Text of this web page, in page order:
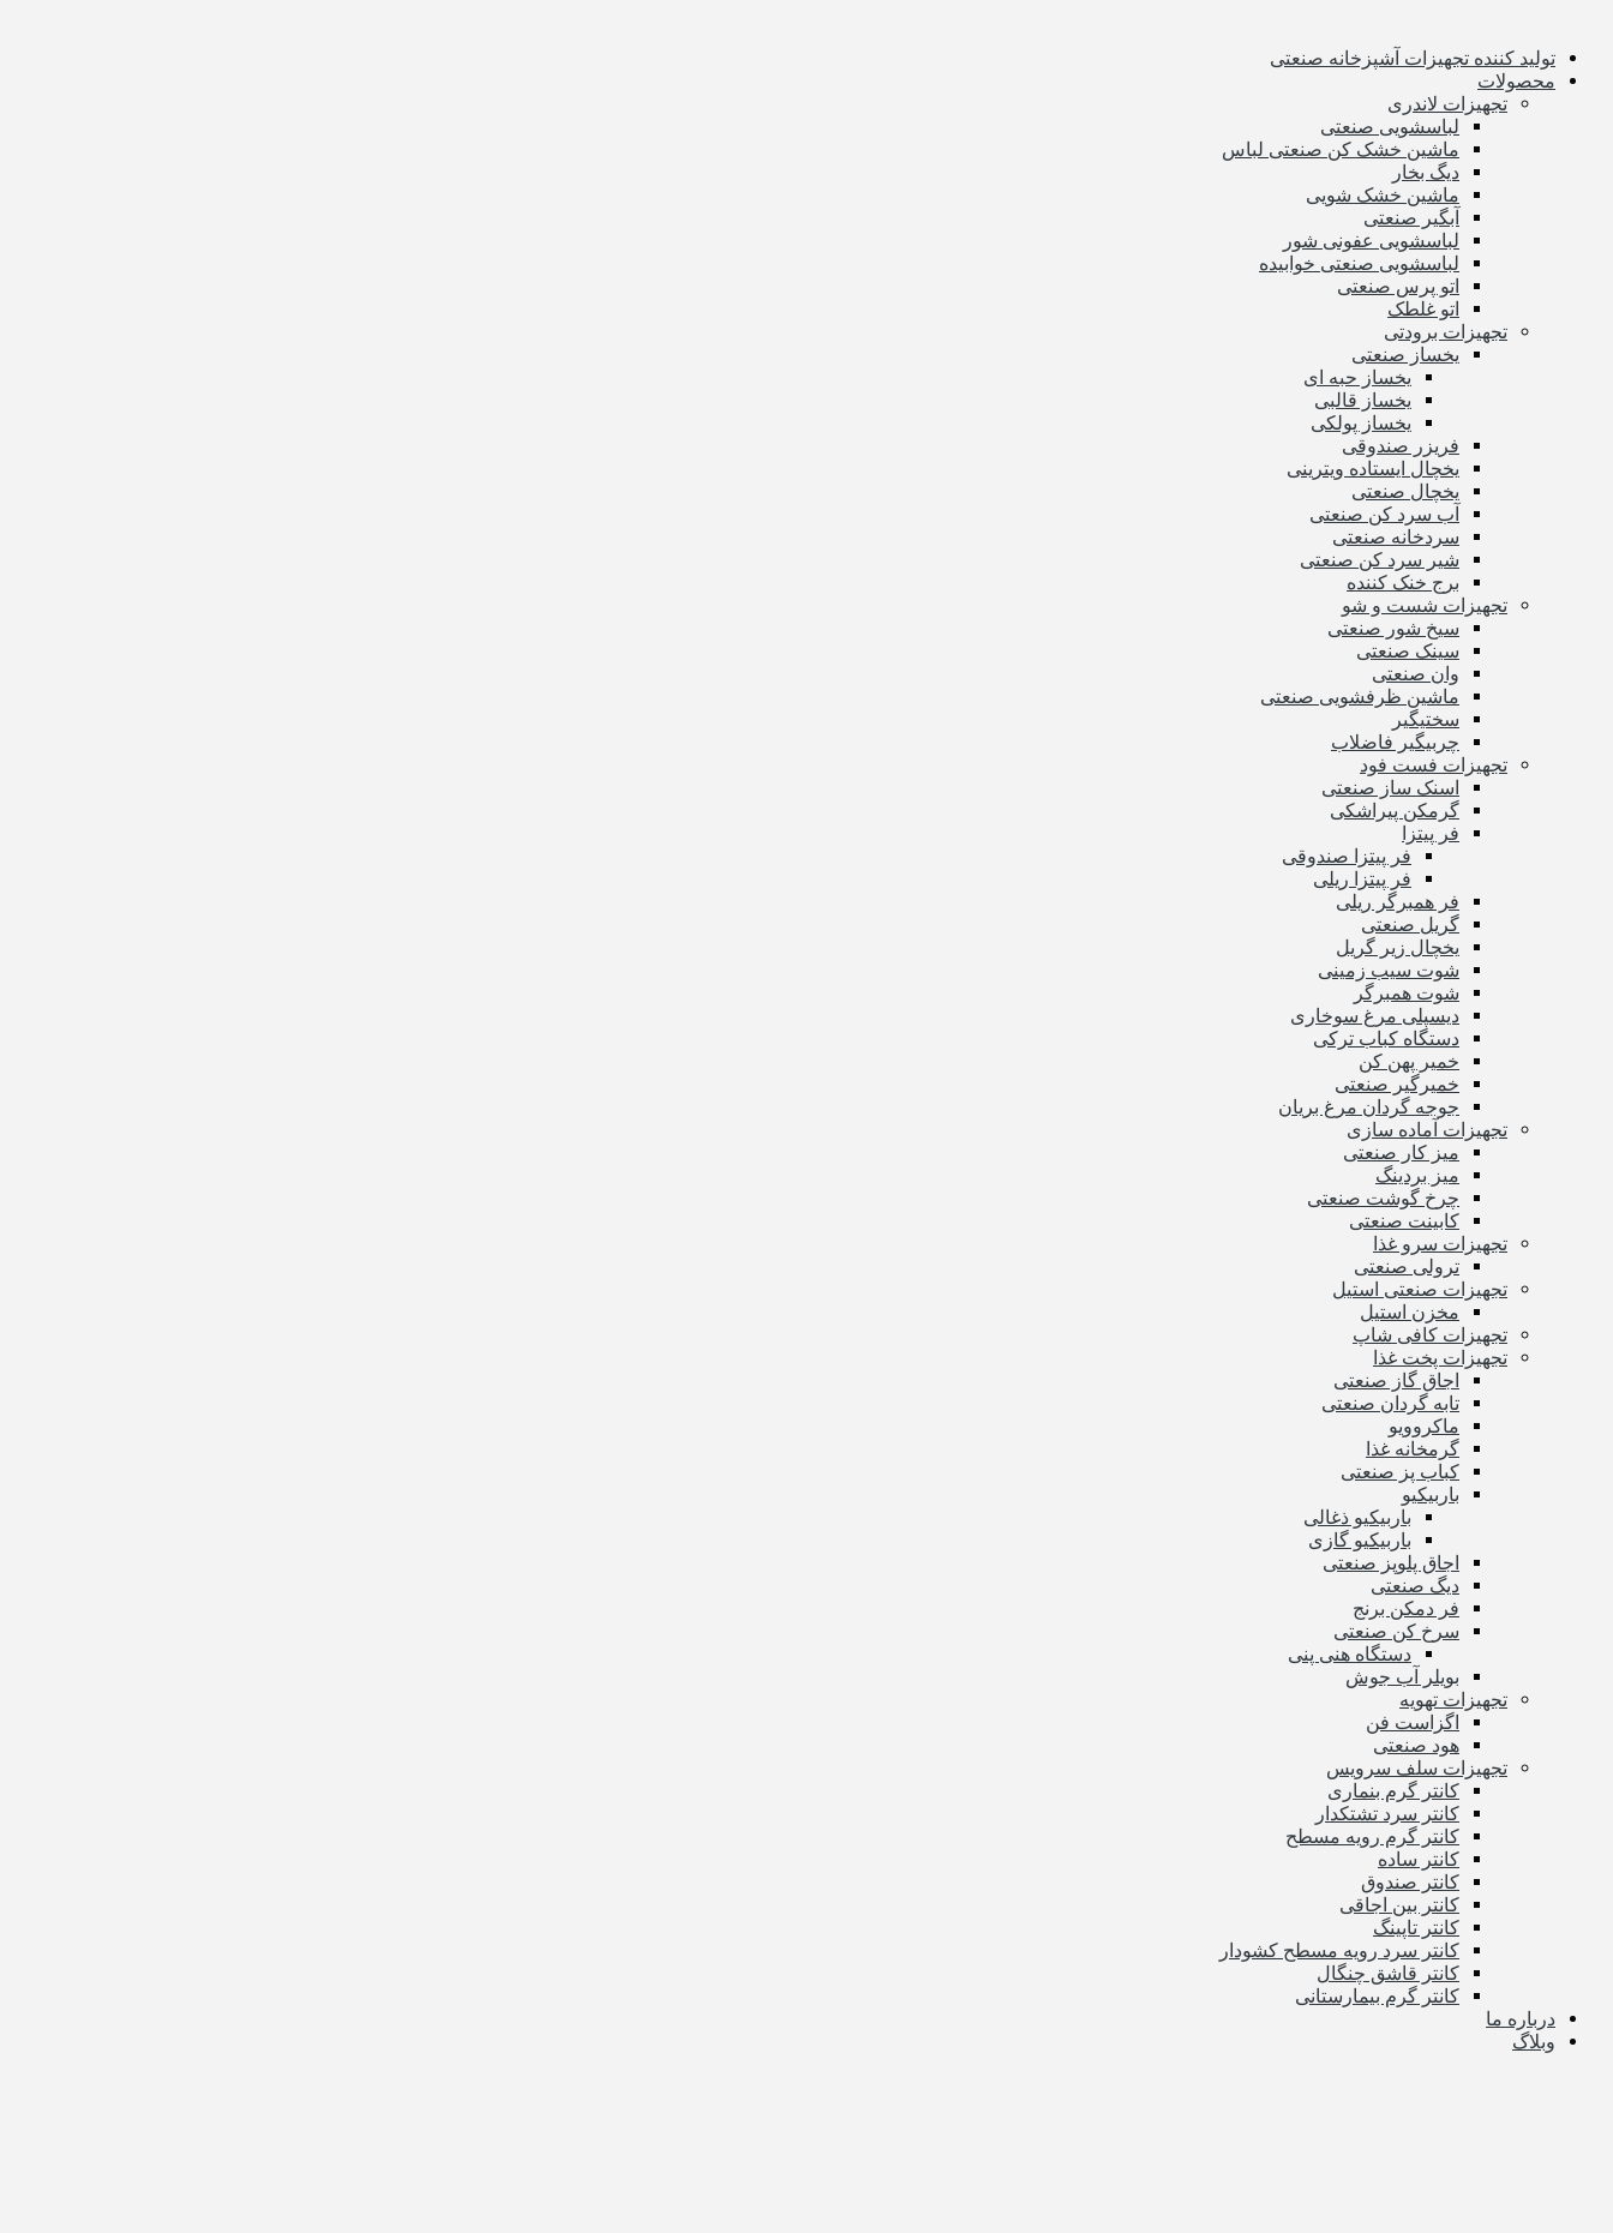
تولید کننده تجهیزات آشپزخانه صنعتی
محصولات
تجهیزات لاندری
لباسشویی صنعتی
ماشین خشک کن صنعتی لباس
دیگ بخار
ماشین خشک شویی
آبگیر صنعتی
لباسشویی عفونی شور
لباسشویی صنعتی خوابیده
اتو پرس صنعتی
اتو غلطک
تجهیزات برودتی
یخساز صنعتی
یخساز حبه ای
یخساز قالبی
یخساز پولکی
فریزر صندوقی
یخچال ایستاده ویترینی
یخچال صنعتی
آب سرد کن صنعتی
سردخانه صنعتی
شیر سرد کن صنعتی
برج خنک کننده
تجهیزات شست و شو
سیخ شور صنعتی
سینک صنعتی
وان صنعتی
ماشین ظرفشویی صنعتی
سختیگیر
چربیگیر فاضلاب
تجهیزات فست فود
اسنک ساز صنعتی
گرمکن پیراشکی
فر پیتزا
فر پیتزا صندوقی
فر پیتزا ریلی
فر همبرگر ریلی
گریل صنعتی
یخچال زیر گریل
شوت سیب زمینی
شوت همبرگر
دیسپلی مرغ سوخاری
دستگاه کباب ترکی
خمیر پهن کن
خمیرگیر صنعتی
جوجه گردان مرغ بریان
تجهیزات آماده سازی
میز کار صنعتی
میز بردینگ
چرخ گوشت صنعتی
کابینت صنعتی
تجهیزات سرو غذا
ترولی صنعتی
تجهیزات صنعتی استیل
مخزن استیل
تجهیزات کافی شاپ
تجهیزات پخت غذا
اجاق گاز صنعتی
تابه گردان صنعتی
ماکروویو
گرمخانه غذا
کباب پز صنعتی
باربیکیو
باربیکیو ذغالی
باربیکیو گازی
اجاق پلوپز صنعتی
دیگ صنعتی
فر دمکن برنج
سرخ کن صنعتی
دستگاه هنی پنی
بویلر آب جوش
تجهیزات تهویه
اگزاست فن
هود صنعتی
تجهیزات سلف سرویس
کانتر گرم بنماری
کانتر سرد تشتکدار
کانتر گرم رویه مسطح
کانتر ساده
کانتر صندوق
کانتر بین اجاقی
کانتر تاپینگ
کانتر سرد رویه مسطح کشودار
کانتر قاشق چنگال
کانتر گرم بیمارستانی
درباره ما
وبلاگ